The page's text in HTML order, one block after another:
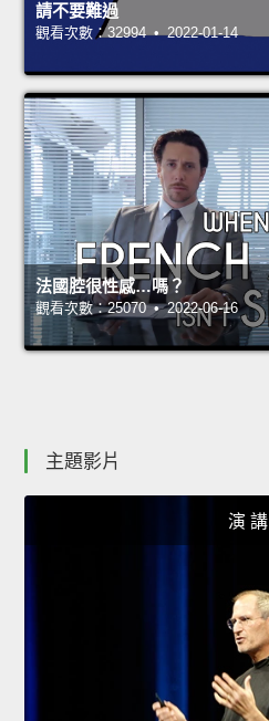
請不要難過
觀看次數：32994 • 2022-01-14
法國腔很性感…嗎？
觀看次數：25070 • 2022-06-16
主題影片
演 講